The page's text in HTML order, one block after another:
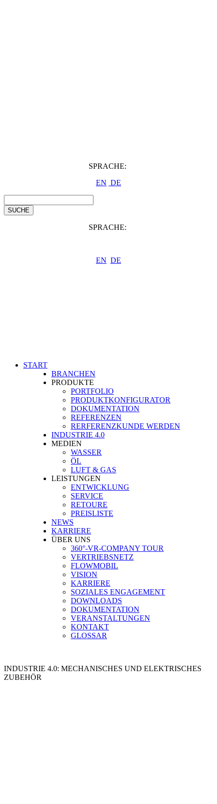
SPRACHE:
EN DE
SUCHE
SPRACHE:
EN DE
START
BRANCHEN
PRODUKTE
PORTFOLIO
PRODUKTKONFIGURATOR
DOKUMENTATION
REFERENZEN
RERFERENZKUNDE WERDEN
INDUSTRIE 4.0
MEDIEN
WASSER
ÖL
LUFT & GAS
LEISTUNGEN
ENTWICKLUNG
SERVICE
RETOURE
PREISLISTE
NEWS
KARRIERE
ÜBER UNS
360°-VR-COMPANY TOUR
VERTRIEBSNETZ
FLOWMOBIL
VISION
KARRIERE
SOZIALES ENGAGEMENT
DOWNLOADS
DOKUMENTATION
VERANSTALTUNGEN
KONTAKT
GLOSSAR
INDUSTRIE 4.0: MECHANISCHES UND ELEKTRISCHES
ZUBEHÖR